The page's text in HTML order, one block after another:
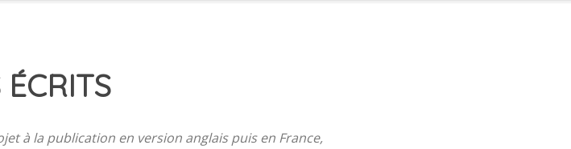
King
ÉCRITS
à la publication en version anglais puis en France,